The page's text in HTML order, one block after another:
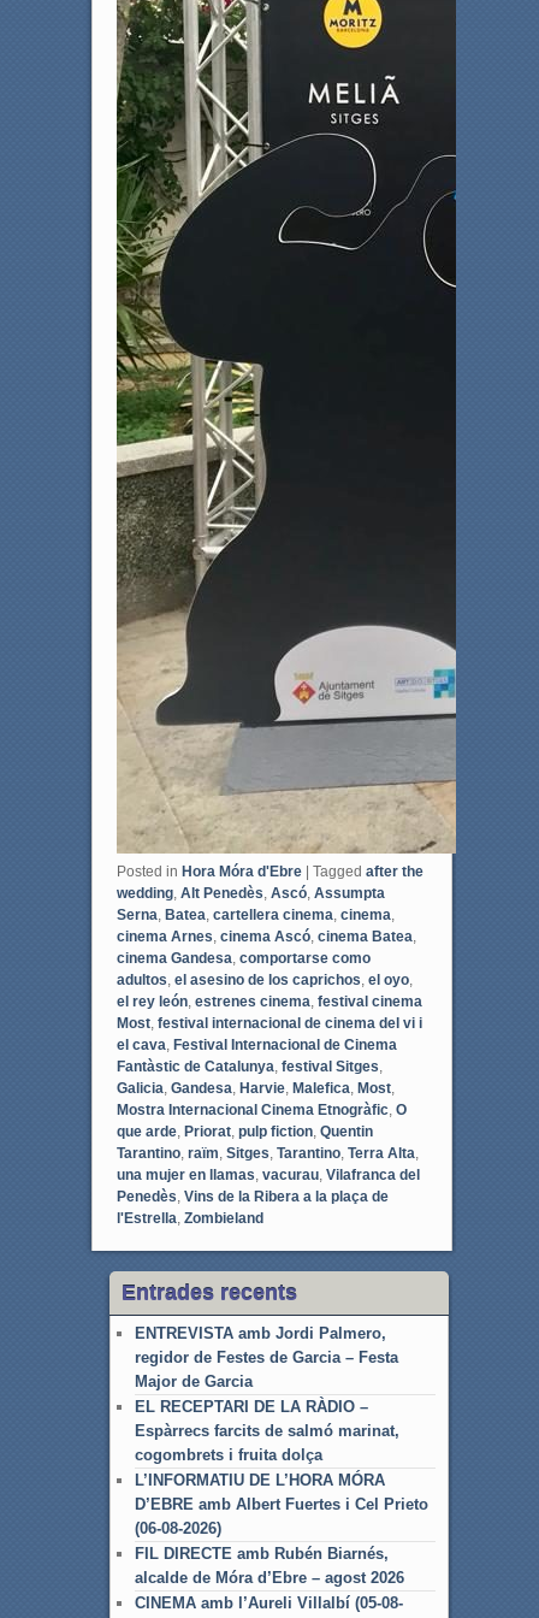
Posted in Hora Móra d'Ebre Tagged after the
wedding, Alt Penedès, Ascó, Assumpta
Serna, Batea, cartellera cinema, cinema,
cinema Arnes, cinema Ascó, cinema Batea,
cinema Gandesa, comportarse como
adultos, el asesino de los caprichos, el oyo,
el rey león, estrenes cinema, festival cinema
Most, festival internacional de cinema del vi i
el cava, Festival Internacional de Cinema
Fantàstic de Catalunya, festival Sitges,
Galicia, Gandesa, Harvie, Malefica, Most,
Mostra Internacional Cinema Etnogràfic, O
que arde, Priorat, pulp fiction, Quentin
Tarantino, raïm, Sitges, Tarantino, Terra Alta,
una mujer en llamas, vacurau, Vilafranca del
Penedès, Vins de la Ribera a la plaça de
l'Estrella, Zombieland
Entrades recents
ENTREVISTA amb Jordi Palmero,
regidor de Festes de Garcia – Festa
Major de Garcia
EL RECEPTARI DE LA RÀDIO –
Espàrrecs farcits de salmó marinat,
cogombrets i fruita dolça
L’INFORMATIU DE L’HORA MÓRA
D’EBRE amb Albert Fuertes i Cel Prieto
(06-08-2026)
FIL DIRECTE amb Rubén Biarnés,
alcalde de Móra d’Ebre – agost 2026
CINEMA amb l’Aureli Villalbí (05-08-